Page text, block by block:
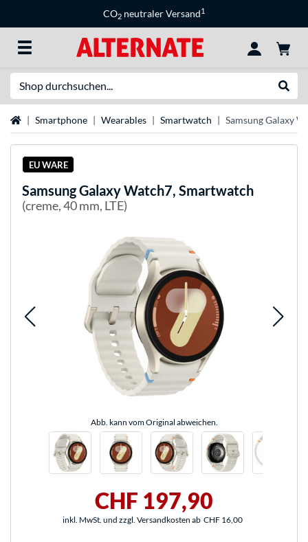
CO2 neutraler Versand1
StartseiteSmartphone Wearables Smartwatch Samsung Galaxy
EU WARE
SamsungGalaxy Watch7, Smartwatch
(creme, 40 mm, LTE)
Abb. kann vom Original abweichen.
CHF 197,90
inkl. MwSt. und zzgl. Versandkosten ab CHF 16,00